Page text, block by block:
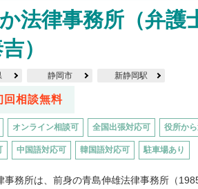
法律事務所（弁護
）
静岡市 新静岡駅
回相談無料
オンライン相談可 全国出張対応可 役所か
中国語対応可 韓国語対応可 駐車場あり
事務所は、前身の青島伸雄法律事務所（